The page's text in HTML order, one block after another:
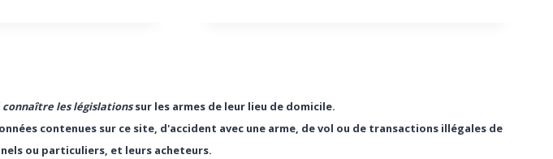
COMPLET
PROTÉGER
connaître les législationssur les armes de leur lieu de domicile.
contenues sur ce site, d'accident avec une arme, de vol ou de transactions illégales de
ou particuliers, et leurs acheteurs.